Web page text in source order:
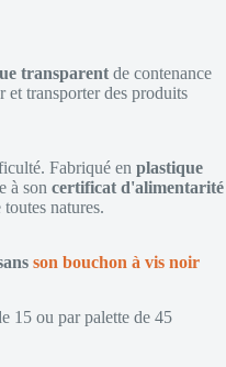
transparent de contenance
et transporter des produits
Fabriqué en plastique
à son certificat d'alimentarité
toutes natures.
son bouchon à vis noir
15 ou par palette de 45